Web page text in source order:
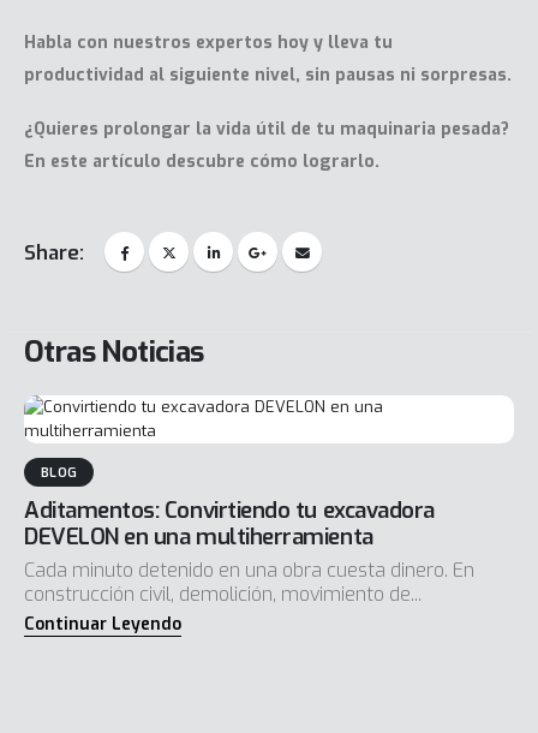
Habla con nuestros expertos hoy y lleva tu
productividad al siguiente nivel, sin pausas ni sorpresas.
¿Quieres prolongar la vida útil de tu maquinaria pesada?
En este artículo descubre cómo lograrlo.
Share:
Otras Noticias
BLOG
Aditamentos: Convirtiendo tu excavadora
DEVELON en una multiherramienta
Cada minuto detenido en una obra cuesta dinero. En
construcción civil, demolición, movimiento de...